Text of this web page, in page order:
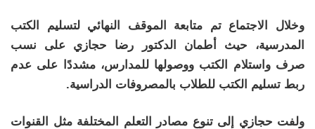
وخلال الاجتماع تم متابعة الموقف النهائي لتسليم الكتب
المدرسية، حيث أطمان الدكتور رضا حجازي على نسب
صرف واستلام الكتب ووصولها للمدارس، مشددًا على عدم
ربط تسليم الكتب للطلاب بالمصروفات الدراسية.
ولفت حجازي إلى تنوع مصادر التعلم المختلفة مثل القنوات